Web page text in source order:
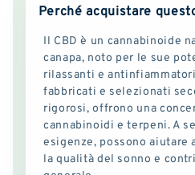
Perché acquistare
Il CBD è un cannabinoide
canapa, noto per le sue
rilassanti e
fabbricati e selezionati
rigorosi, offrono una
cannabinoidi e terpeni. A
esigenze, possono aiutare
la qualità del sonno e